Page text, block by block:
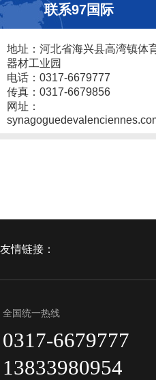
联系97国际
地址：河北省海兴县高湾镇体
器材工业园
电话：0317-6679777
传真：0317-6679856
网址：
友情链接：
全国统一热线
0317-6679777
13833980954